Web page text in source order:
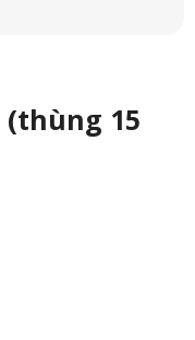
(thùng 15